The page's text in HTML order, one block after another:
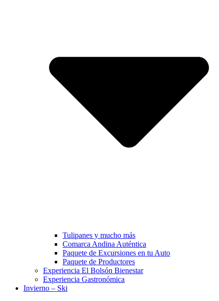
Tulipanes y mucho más
Comarca Andina Auténtica
Paquete de Excursiones en tu Auto
Paquete de Productores
Experiencia El Bolsón Bienestar
Experiencia Gastronómica
Invierno – Ski